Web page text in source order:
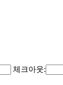
체크아웃: